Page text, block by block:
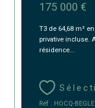
175 000 €
T3 de 64,68 m²
privative incluse.
résidence...
Réf : HOCQ-